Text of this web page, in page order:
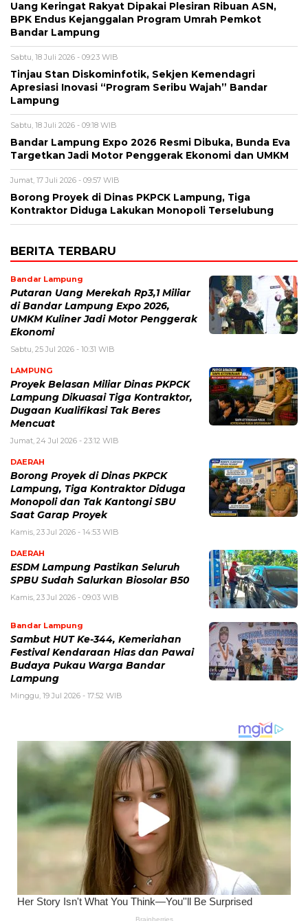
Uang Keringat Rakyat Dipakai Plesiran Ribuan ASN,
BPK Endus Kejanggalan Program Umrah Pemkot
Bandar Lampung
Sabtu, 18 Juli 2026 - 09:23 WIB
Tinjau Stan Diskominfotik, Sekjen Kemendagri
Apresiasi Inovasi “Program Seribu Wajah” Bandar
Lampung
Sabtu, 18 Juli 2026 - 09:18 WIB
Bandar Lampung Expo 2026 Resmi Dibuka, Bunda Eva
Targetkan Jadi Motor Penggerak Ekonomi dan UMKM
Jumat, 17 Juli 2026 - 09:57 WIB
Borong Proyek di Dinas PKPCK Lampung, Tiga
Kontraktor Diduga Lakukan Monopoli Terselubung
BERITA TERBARU
Bandar Lampung
Putaran Uang Merekah Rp3,1 Miliar
di Bandar Lampung Expo 2026,
UMKM Kuliner Jadi Motor Penggerak
Ekonomi
Sabtu, 25 Jul 2026 - 10:31 WIB
LAMPUNG
Proyek Belasan Miliar Dinas PKPCK
Lampung Dikuasai Tiga Kontraktor,
Dugaan Kualifikasi Tak Beres
Mencuat
Jumat, 24 Jul 2026 - 23:12 WIB
DAERAH
Borong Proyek di Dinas PKPCK
Lampung, Tiga Kontraktor Diduga
Monopoli dan Tak Kantongi SBU
Saat Garap Proyek
Kamis, 23 Jul 2026 - 14:53 WIB
DAERAH
ESDM Lampung Pastikan Seluruh
SPBU Sudah Salurkan Biosolar B50
Kamis, 23 Jul 2026 - 09:03 WIB
Bandar Lampung
Sambut HUT Ke-344, Kemeriahan
Festival Kendaraan Hias dan Pawai
Budaya Pukau Warga Bandar
Lampung
Minggu, 19 Jul 2026 - 17:52 WIB